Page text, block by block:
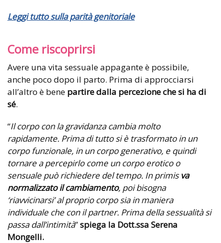
Leggi tutto sulla parità genitoriale
Come riscoprirsi
Avere una vita sessuale appagante è possibile,
anche poco dopo il parto. Prima di approcciarsi
all’altro è bene partire dalla percezione che si ha di
sé.
“Il corpo con la gravidanza cambia molto
rapidamente. Prima di tutto si è trasformato in un
corpo funzionale, in un corpo generativo, e quindi
tornare a percepirlo come un corpo erotico o
sensuale può richiedere del tempo. In primisva
normalizzato il cambiamento, poi bisogna
‘riavvicinarsi’ al proprio corpo sia in maniera
individuale che con il partner. Prima della sessualità si
passa dall’intimità”spiega la Dott.ssa Serena
Mongelli.